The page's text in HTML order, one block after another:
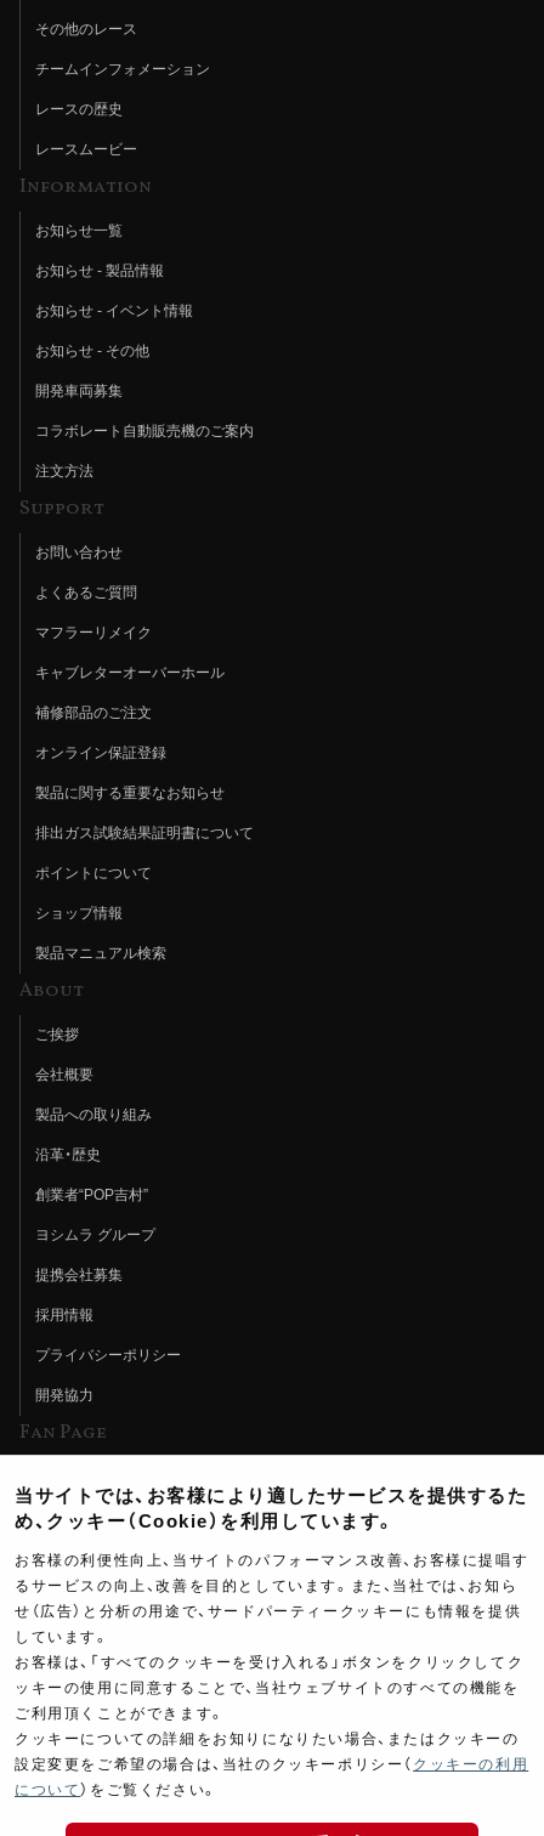
その他のレース
チームインフォメーション
レースの歴史
レースムービー
Information
お知らせ一覧
お知らせ - 製品情報
お知らせ - イベント情報
お知らせ - その他
開発車両募集
コラボレート自動販売機のご案内
注文方法
Support
お問い合わせ
よくあるご質問
マフラーリメイク
キャブレターオーバーホール
補修部品のご注文
オンライン保証登録
製品に関する重要なお知らせ
排出ガス試験結果証明書について
ポイントについて
ショップ情報
製品マニュアル検索
About
ご挨拶
会社概要
製品への取り組み
沿革・歴史
創業者“POP吉村”
ヨシムラ グループ
提携会社募集
採用情報
プライバシーポリシー
開発協力
Fan Page
ヨシムラTV
イベント情報
イベントスケジュール
ツーリングブレイクタイム
製品ポスター
当サイトでは、お客様により適したサービスを提供するた
め、クッキー（Cookie）を利用しています。
お客様の利便性向上、当サイトのパフォーマンス改善、お客様に提唱す
るサービスの向上、改善を目的としています。また、当社では、お知ら
せ（広告）と分析の用途で、サードパーティークッキーにも情報を提供
しています。
お客様は、「すべてのクッキーを受け入れる」ボタンをクリックしてク
ッキーの使用に同意することで、当社ウェブサイトのすべての機能を
ご利用頂くことができます。
クッキーについての詳細をお知りになりたい場合、またはクッキーの
設定変更をご希望の場合は、当社のクッキーポリシー（ クッキーの利用
について ）をご覧ください。